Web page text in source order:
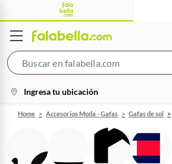
Bar
location-
icon
Ingresa tu ubicación
Home Accesorios Moda - Gafas Gafas de sol